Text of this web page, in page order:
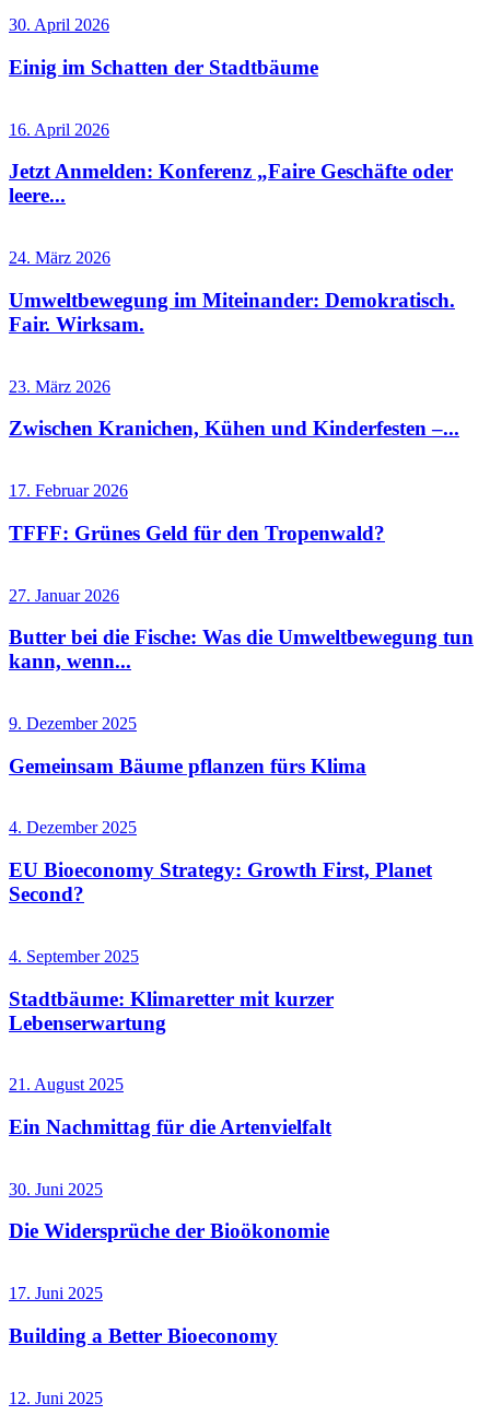
30. April 2026
Einig im Schatten der Stadtbäume
16. April 2026
Jetzt Anmelden: Konferenz „Faire Geschäfte oder
leere...
24. März 2026
Umweltbewegung im Miteinander: Demokratisch.
Fair. Wirksam.
23. März 2026
Zwischen Kranichen, Kühen und Kinderfesten –...
17. Februar 2026
TFFF: Grünes Geld für den Tropenwald?
27. Januar 2026
Butter bei die Fische: Was die Umweltbewegung tun
kann, wenn...
9. Dezember 2025
Gemeinsam Bäume pflanzen fürs Klima
4. Dezember 2025
EU Bioeconomy Strategy: Growth First, Planet
Second?
4. September 2025
Stadtbäume: Klimaretter mit kurzer
Lebenserwartung
21. August 2025
Ein Nachmittag für die Artenvielfalt
30. Juni 2025
Die Widersprüche der Bioökonomie
17. Juni 2025
Building a Better Bioeconomy
12. Juni 2025